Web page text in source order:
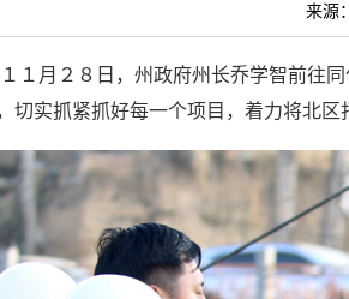
来源
１１月２８日，州政府州长乔学智前往
切实抓紧抓好每一个项目，着力将北